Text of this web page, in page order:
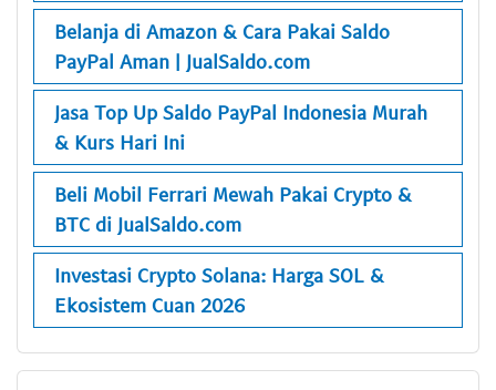
Belanja di Amazon & Cara Pakai Saldo
PayPal Aman | JualSaldo.com
Jasa Top Up Saldo PayPal Indonesia Murah
& Kurs Hari Ini
Beli Mobil Ferrari Mewah Pakai Crypto &
BTC di JualSaldo.com
Investasi Crypto Solana: Harga SOL &
Ekosistem Cuan 2026